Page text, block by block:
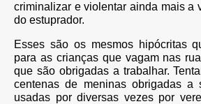
criminalizar e violentar ainda mais a
do estuprador.
Esses são os mesmos hipócritas
para as crianças que vagam nas
que são obrigadas a trabalhar.
centenas de meninas obrigadas a
usadas por diversas vezes por